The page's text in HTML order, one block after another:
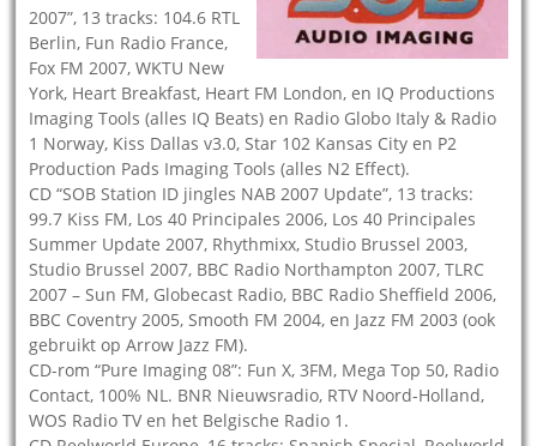
2007”, 13 tracks: 104.6 RTL
Berlin, Fun Radio France,
Fox FM 2007, WKTU New
York, Heart Breakfast, Heart FM London, en IQ Productions
Imaging Tools (alles IQ Beats) en Radio Globo Italy & Radio
1 Norway, Kiss Dallas v3.0, Star 102 Kansas City en P2
Production Pads Imaging Tools (alles N2 Effect).
CD “SOB Station ID jingles NAB 2007 Update”, 13 tracks:
99.7 Kiss FM, Los 40 Principales 2006, Los 40 Principales
Summer Update 2007, Rhythmixx, Studio Brussel 2003,
Studio Brussel 2007, BBC Radio Northampton 2007, TLRC
2007 – Sun FM, Globecast Radio, BBC Radio Sheffield 2006,
BBC Coventry 2005, Smooth FM 2004, en Jazz FM 2003 (ook
gebruikt op Arrow Jazz FM).
CD-rom “Pure Imaging 08”: Fun X, 3FM, Mega Top 50, Radio
Contact, 100% NL. BNR Nieuwsradio, RTV Noord-Holland,
WOS Radio TV en het Belgische Radio 1.